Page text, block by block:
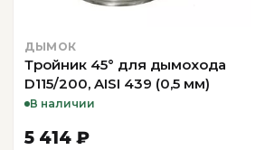
ДЫМОК
Тройник 45° для дымохода
D115/200, AISI 439 (0,5 мм)
В наличии
5 414 ₽